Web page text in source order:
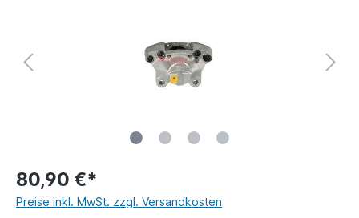
80,90 €*
Preise inkl. MwSt. zzgl. Versandkosten